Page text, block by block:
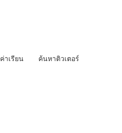
ค่าเรียน ค้นหาติวเตอร์